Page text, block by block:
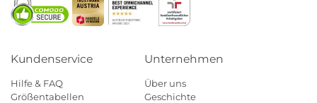
Kundenservice
Hilfe & FAQ
Größentabellen
Unternehmen
Über uns
Geschichte